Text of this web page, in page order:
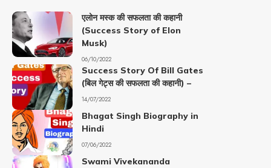
एलोन मस्क की सफलता की कहानी
(Success Story of Elon
Musk)
06/10/2022
Success Story Of Bill Gates
(बिल गेट्स की सफलता की कहानी) –
14/07/2022
Bhagat Singh Biography in
Hindi
07/06/2022
Swami Vivekananda